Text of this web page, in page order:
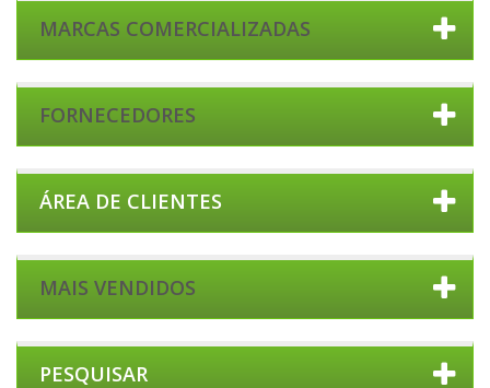
MARCAS COMERCIALIZADAS
FORNECEDORES
ÁREA DE CLIENTES
MAIS VENDIDOS
PESQUISAR